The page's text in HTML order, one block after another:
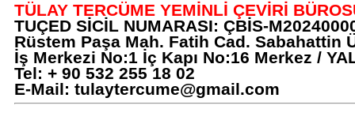
TÜLAY TERCÜME YEMİNLİ ÇEVİRİ
TUÇED SİCİL NUMARASI: ÇBİS-
Rüstem Paşa Mah. Fatih Cad. Sabahattin
İş Merkezi No:1 İç Kapı No:16 Merkez /
Tel: + 90 532 255 18 02
E-Mail: tulaytercume@gmail.com